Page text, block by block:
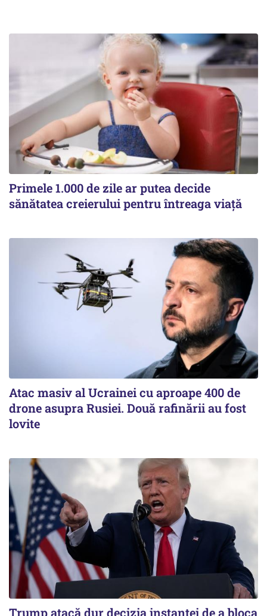
Primele 1.000 de zile ar putea decide
sănătatea creierului pentru întreaga viață
Atac masiv al Ucrainei cu aproape 400 de
drone asupra Rusiei. Două rafinării au fost
lovite
Trump atacă dur decizia instanţei de a bloca